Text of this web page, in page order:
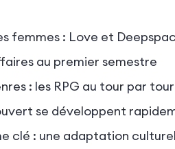
femmes : Love et
au premier semestre
: les RPG au tour par
se développent
clé : une adaptation